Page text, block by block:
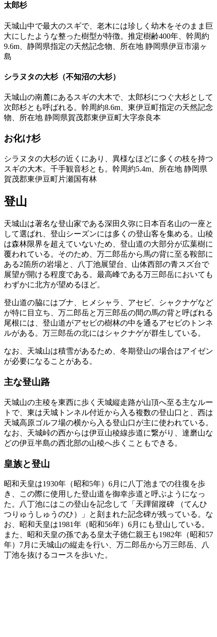
太郎杉
天城山中で最大のスギで、老木には珍しく幼木をそのまま巨
大にしたような整った樹型が特徴。推定樹齢400年、幹周約
9.6m、静岡県指定の天然記念物、所在地 静岡県伊豆市湯ヶ
島
シラヌタの大杉（不知沼の大杉）
天城山の南麓にあるスギの大木で、太郎杉につぐ大杉として
次郎杉とも呼ばれる。幹周約8.6m、東伊豆町指定の天然記念
物、所在地 静岡県賀茂郡東伊豆町大字奈良本
お化け杉
シラヌタの大杉の近くにあり、異様なほどに多くの枝を持つ
スギの大木。千手観音杉とも。幹周約5.4m、所在地 静岡県
賀茂郡東伊豆町片瀬国有林
登山
天城山は著名な登山家である深田久弥に日本百名山の一座と
して選ばれ、登山シーズンには多くの登山客を集める。山稜
は森林限界を超えていないため、登山道の大部分が広葉樹に
覆われている。そのため、万二郎岳から馬の背に至る鞍部に
ある2箇所の岩場と、八丁池展望台、山体西部の青スズ台で
展望が開ける程度である。最高峰である万三郎岳においても
わずかに北方が望めるほど。
登山道の脇にはブナ、ヒメシャラ、アセビ、シャクナゲなど
が特に目立ち、万二郎岳と万三郎岳の間の馬の背と呼ばれる
尾根には、登山道がアセビの樹林の中を通るアセビのトンネ
ルがある。万三郎岳の北にはシャクナゲが群生している。
なお、天城山は積雪があるため、冬期登山の場合はアイゼン
が必要になることがある。
主な登山路
天城山の主稜を東西に歩く天城縦走路が山頂へ至る主なルー
トで、東は天城トンネル付近から入る複数の登山口と、西は
天城高原ゴルフ場の横から入る登山口が主に使われている。
なお、天城峠の西からは伊豆山稜線歩道に繋がり、達磨山な
どの伊豆半島の西北部の山稜へ歩くこともできる。
皇族と登山
昭和天皇は1930年（昭和5年）6月に八丁池までの往復を歩
き、この際に使用した登山道を御幸歩道と呼ぶようになっ
た。八丁池にはこの登山を記念して「天蹕留蹤碑 （てんひ
つりゅうしゅうのひ）」と刻まれた記念碑が残っている。な
お、昭和天皇は1981年（昭和56年）6月にも登山している。
また、昭和天皇の孫である皇太子徳仁親王も1982年（昭和57
年）7月に天城山の縦走を行い、万二郎岳から万三郎岳、八
丁池を抜けるコースを歩いた。